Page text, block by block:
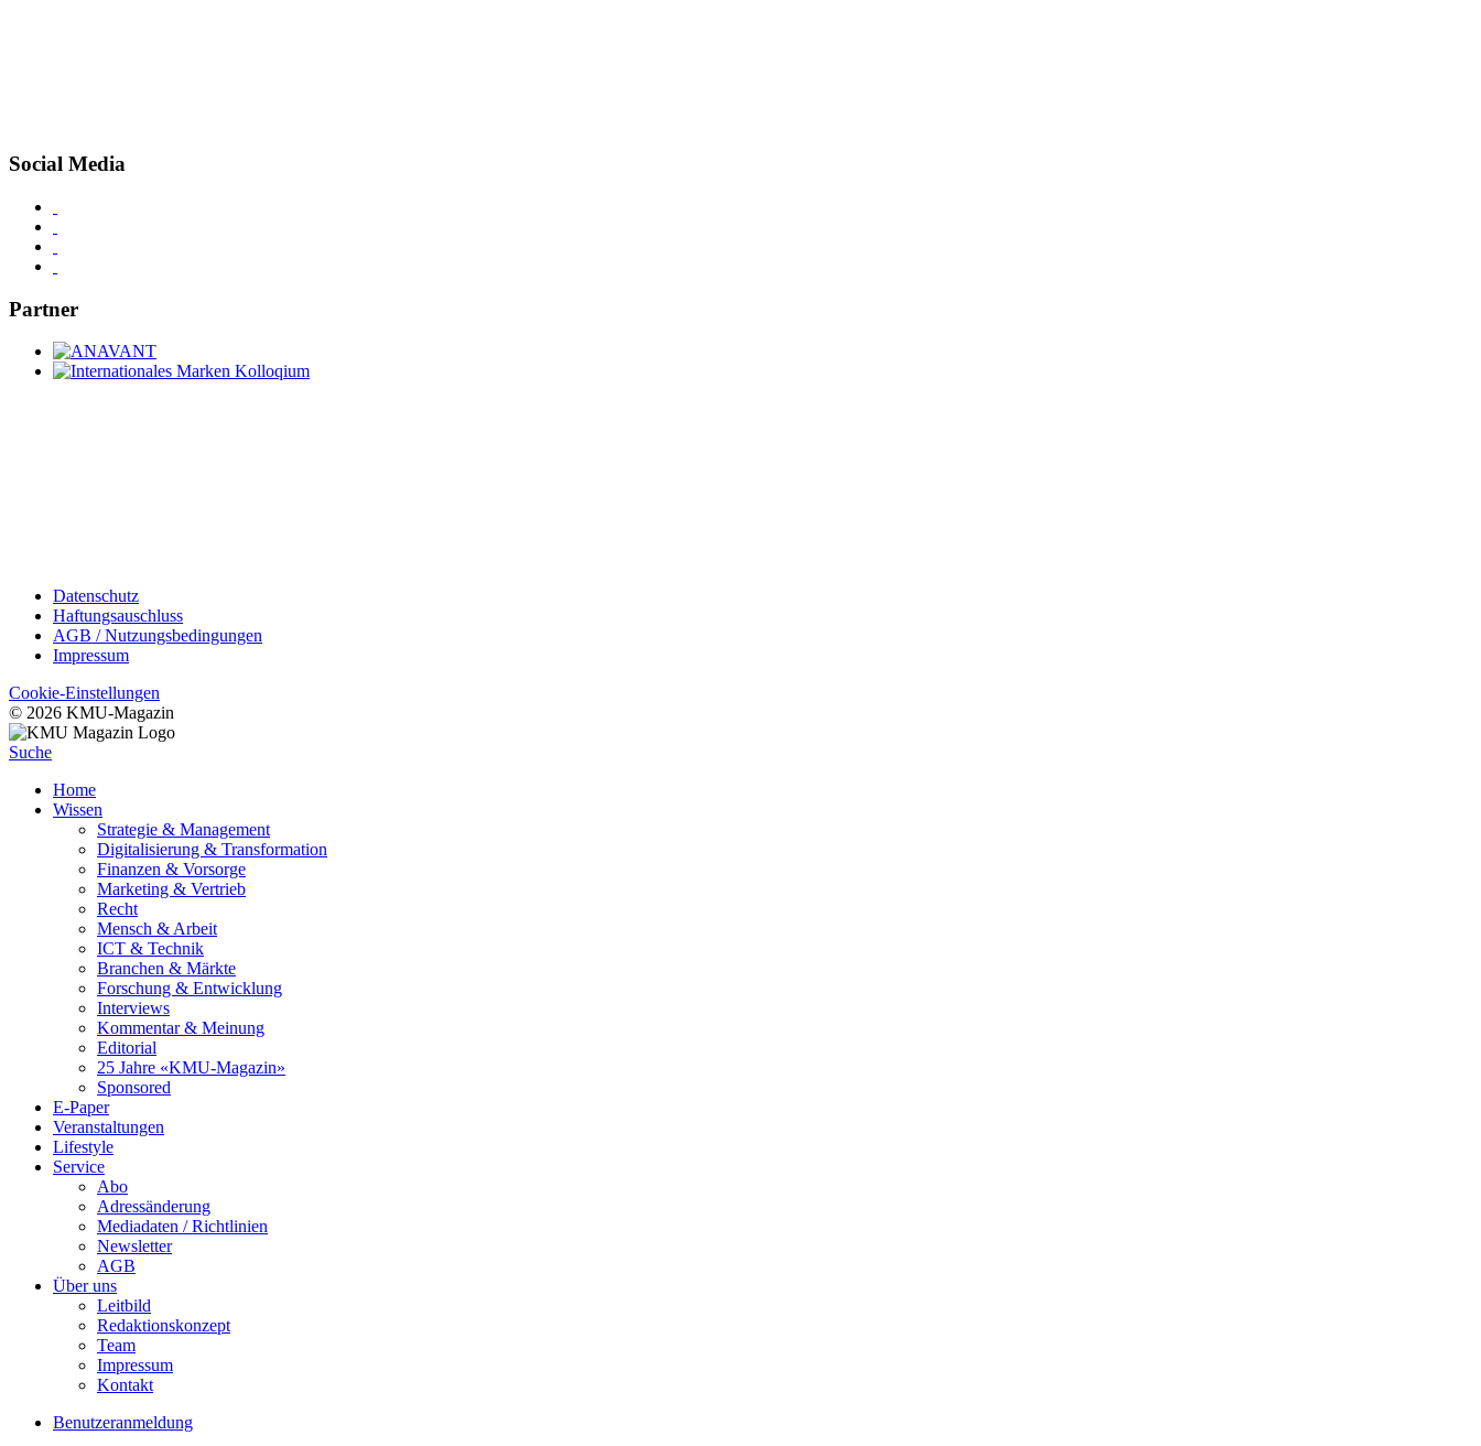
Social Media
Partner
Datenschutz
Haftungsauschluss
AGB / Nutzungsbedingungen
Impressum
Cookie-Einstellungen
© 2026 KMU-Magazin
Suche
Home
Wissen
Strategie & Management
Digitalisierung & Transformation
Finanzen & Vorsorge
Marketing & Vertrieb
Recht
Mensch & Arbeit
ICT & Technik
Branchen & Märkte
Forschung & Entwicklung
Interviews
Kommentar & Meinung
Editorial
25 Jahre «KMU-Magazin»
Sponsored
E-Paper
Veranstaltungen
Lifestyle
Service
Abo
Adressänderung
Mediadaten / Richtlinien
Newsletter
AGB
Über uns
Leitbild
Redaktionskonzept
Team
Impressum
Kontakt
Benutzeranmeldung